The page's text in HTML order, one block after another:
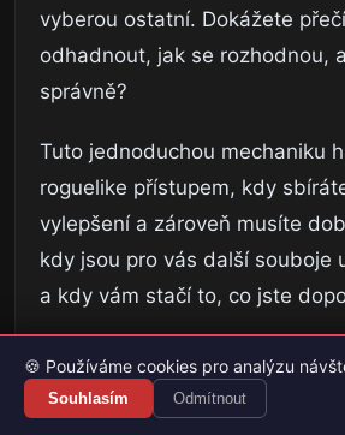
vyberou ostatní. Dokážete
odhadnout, jak se rozhodnou,
správně?
Tuto jednoduchou mechaniku
roguelike přístupem, kdy
vylepšení a zároveň musíte
kdy jsou pro vás další souboje
a kdy vám stačí to, co jste
🍪 Používáme cookies pro analýzu
Souhlasím Odmítnout